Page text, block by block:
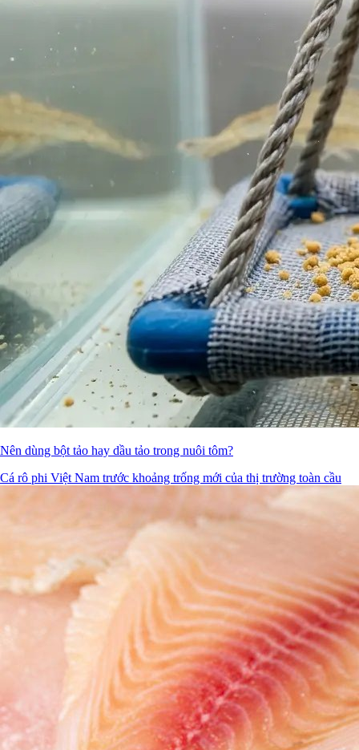
Nên dùng bột tảo hay dầu tảo trong nuôi tôm?
Cá rô phi Việt Nam trước khoảng trống mới của thị trường toàn cầu